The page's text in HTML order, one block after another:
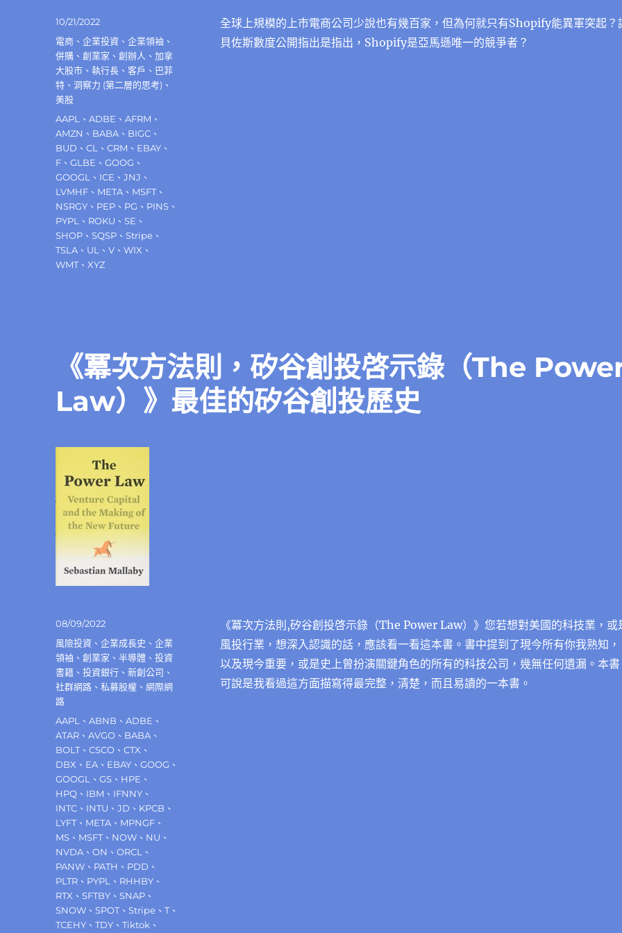
全球上規模的上市電商公司少說也有幾百家，但為何就只有Shopify能異軍突起？
貝佐斯數度公開指出是指出，Shopify是亞馬遜唯一的競爭者？
發
佈
日
期:
10/21/2022
分
類
電商 、企業投資 、企業領袖 、
併購 、創業家 、創辦人 、加拿
大股市 、執行長 、客戶 、 巴菲
特 、洞察力 (第二層的思考) 、
美股
標
籤
AAPL 、ADBE 、AFRM 、
AMZN 、 BABA 、 BIGC 、
BUD 、CL 、CRM 、 EBAY 、
F 、GLBE 、GOOG 、
GOOGL
、 ICE 、JNJ 、
LVMHF 、 META 、 MSFT、
NSRGY 、 PEP 、 PG 、 PINS 、
PYPL
、 ROKU 、SE 、
SHOP 、SQSP 、Stripe 、
TSLA 、 UL 、V 、WIX 、
WMT、XYZ
《冪次方法則，矽谷創投啓示錄（The
Law）》最佳的矽谷創投歷史
《冪次方法則,矽谷創投啓示錄（The Power Law）》您若想對美國的科技業，或
風投行業，想深入認識的話，應該看一看這本書。書中提到了現今所有你我熟知，
以及現今重要，或是史上曾扮演關鍵角色的所有的科技公司，幾無任何遺漏。本書
可說是我看過這方面描寫得最完整，清楚，而且易讀的一本書。
發
佈
日
期:
08/09/2022
分
類
風險投資 、企業成長史 、企業
領袖 、創業家 、半導體 、投資
書籍 、投資銀行 、新創公司 、
社群網路 、私募股權 、網際網
路
標
籤
AAPL 、ABNB 、ADBE 、
ATAR 、AVGO 、 BABA 、
BOLT、CSCO 、CTX 、
DBX 、 EA 、 EBAY 、GOOG 、
GOOGL
、GS 、 HPE 、
HPQ 、 IBM 、 IFNNY 、
INTC 、 INTU 、JD 、 KPCB 、
LYFT、 META 、 MPNGF 、
MS 、 MSFT、 NOW 、 NU 、
NVDA 、ON 、ORCL
、
PANW 、 PATH 、 PDD 、
PLTR 、 PYPL 、 RHHBY 、
RTX 、SFTBY 、SNAP 、
SNOW 、SPOT、Stripe 、T、
TCEHY 、TDY 、Tiktok 、